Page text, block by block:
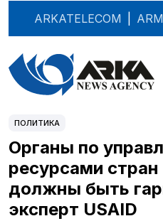
ARKATELECOM
ПОЛИТИКА
Органы по
ресурсами
должны быть
эксперт USAID